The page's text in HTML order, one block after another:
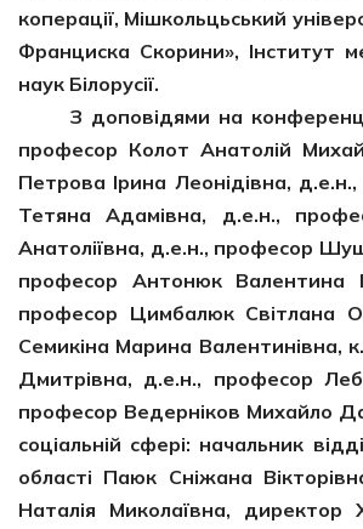
коперації, Мішкольцьський
Франциска Скорини», Інститут
наук Білорусії.
З доповідями на конференції
професор Колот Анатолій
Петрова Ірина Леонідівна,
Тетяна Адамівна, д.е.н.,
Анатоліївна, д.е.н., професор
професор Антонюк Валентина
професор Цимбалюк Світлана
Семикіна Марина Валентинівна,
Дмитрівна, д.е.н., професор
професор Ведерніков Михайло
соціальній сфері: начальник
області Паюк Сніжана
Наталія Миколаївна, директор